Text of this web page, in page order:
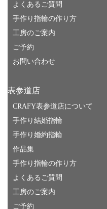
よくあるご質問
手作り指輪の作り方
工房のご案内
ご予約
お問い合わせ
表参道店
CRAFY表参道店について
手作り結婚指輪
手作り婚約指輪
作品集
手作り指輪の作り方
よくあるご質問
工房のご案内
ご予約